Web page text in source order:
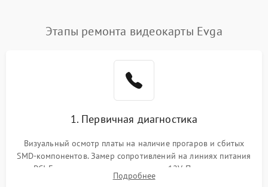
Общие поломки
Механические повреждения
Этапы ремонта видеокарты Evga
1. Первичная диагностика
Визуальный осмотр платы на наличие прогаров и сбитых
SMD-компонентов. Замер сопротивлений на линиях питания
PCI-E и дополнительных разъемах 12V. Проверка на
короткое замыкание основных дросселей питания GPU и
Подробнее